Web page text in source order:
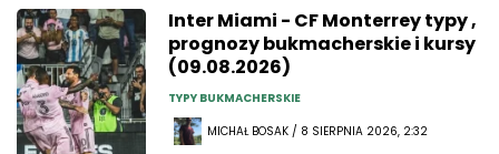
Inter Miami - CF Monterrey typy ,
prognozy bukmacherskie i kursy
(09.08.2026)
TYPY BUKMACHERSKIE
MICHAŁ BOSAK / 8 SIERPNIA 2026, 2:32